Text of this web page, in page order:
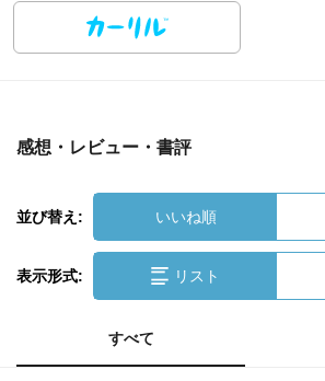
感想・レビュー・書評
並び替え: いいね順
表示形式: リスト
すべて